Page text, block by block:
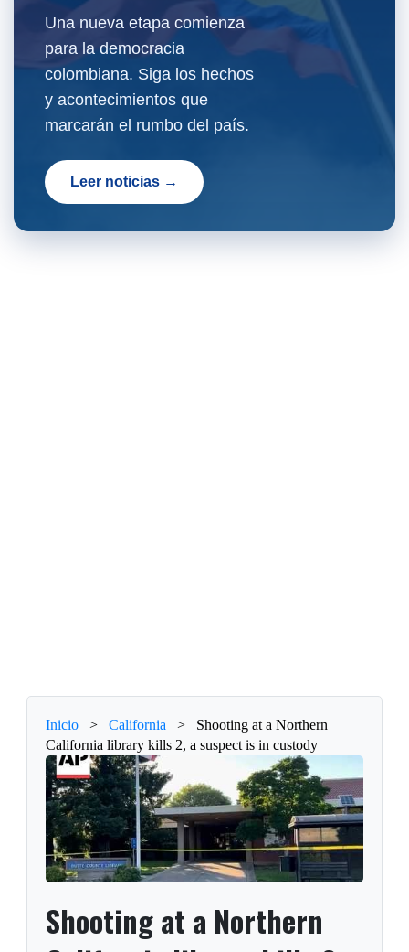
Una nueva etapa comienza
para la democracia
colombiana. Siga los hechos
y acontecimientos que
marcarán el rumbo del país.
Leer noticias →
Inicio > California >
Shooting at a Northern
California library kills 2, a suspect is in custody
Shooting at a Northern